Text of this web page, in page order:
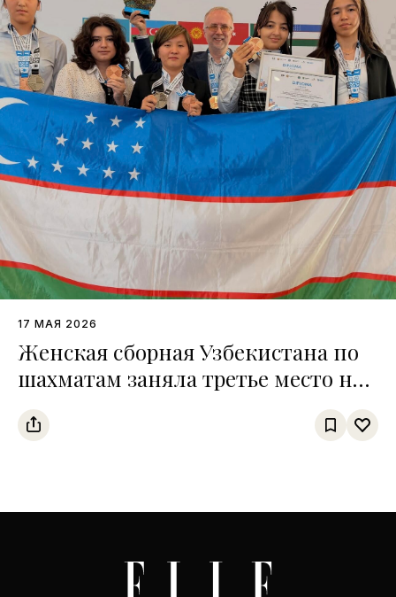
17 МАЯ 2026
Женская сборная Узбекистана по
шахматам заняла третье место на
чемпионате среди тюркских
государств